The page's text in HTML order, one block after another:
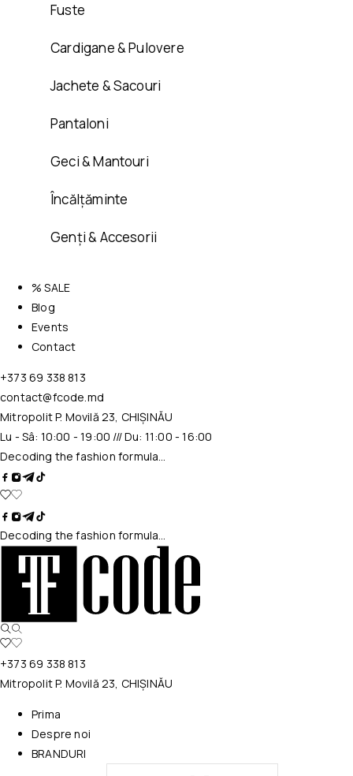
Fuste
Cardigane & Pulovere
Jachete & Sacouri
Pantaloni
Geci & Mantouri
Încălțăminte
Genți & Accesorii
% SALE
Blog
Events
Contact
+373 69 338 813
contact@fcode.md
Mitropolit P. Movilă 23, CHIȘINĂU
Lu - Sâ: 10:00 - 19:00 /// Du: 11:00 - 16:00
Decoding the fashion formula…
Decoding the fashion formula…
+373 69 338 813
Mitropolit P. Movilă 23, CHIȘINĂU
Prima
Despre noi
BRANDURI